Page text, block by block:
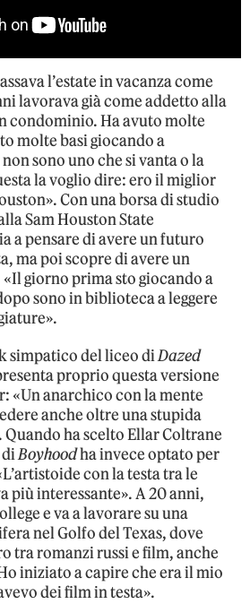
l’estate in vacanza come
lavorava già come addetto alla
condominio. Ha avuto molte
molte basi giocando a
sono uno che si vanta o la
la voglio dire: ero il miglior
Con una borsa di studio
Sam Houston State
a pensare di avere un futuro
ma poi scopre di avere un
giorno prima sto giocando a
sono in biblioteca a leggere
simpatico del liceo diDazed
proprio questa versione
«Un anarchico con la mente
anche oltre una stupida
ha scelto Ellar Coltrane
diBoyhoodha invece optato per
con la testa tra le
più interessante». A 20 anni,
e va a lavorare su una
nel Golfo del Texas, dove
tra romanzi russi e film, anche
iniziato a capire che era il mio
dei film in testa».